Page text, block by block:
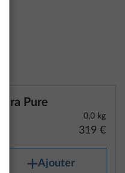
Cara Pure
0,0 kg
319 €
Ajouter